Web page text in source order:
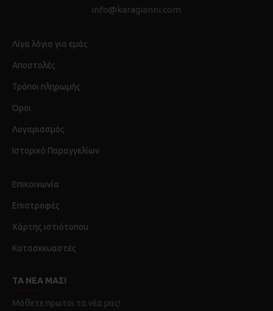
info@karagianni.com
Λίγα λόγια για εμάς
Αποστολές
Τρόποι πληρωμής
Όροι
Λογαριασμός
Ιστορικό Παραγγελίων
Επικοινωνία
Επιστροφές
Χάρτης ιστιότοπου
Κατασκευαστές
ΤΑ ΝΈΑ ΜΑΣ!
Μάθετε πρωτοι τα νέα μας!